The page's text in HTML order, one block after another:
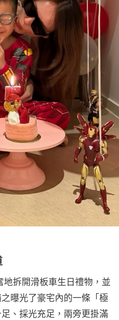
拆開滑板車生日禮物，並
曝光了豪宅內的一條「極
、採光充足，兩旁更掛滿